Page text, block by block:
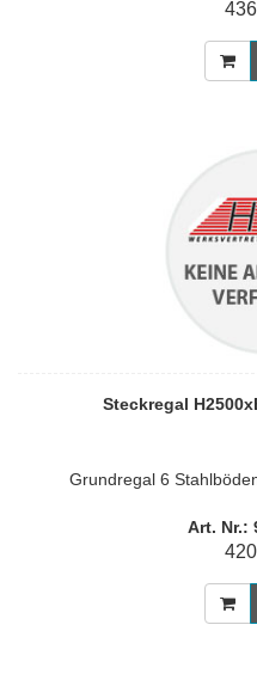
Steckregal
Grundregal 6
Art. Nr.: